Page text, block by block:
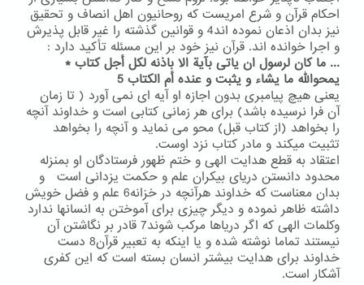
احکام قرآن و شرع امریست که روحانیون اهل انصاف و تحقیق
نیز بدان اذعان نموده اند4 و قوانین گذشته را غیر قابل پذیرش
و اجرا خوانده اند. قرآن نیز خود بر این مسئله تأکید دارد :
... ما کان لرسول ان یاتی بآیة الا باذنه لکل أجل کتاب *
یمحوالله ما یشاء و یثبت و عنده أم الکتاب 5
یعنی هیچ پیامبری بدون اجازه او آیه ای نمی آورد ( تا زمان
آن فرا نرسیده باشد) برای هر زمانی کتابی است و خداوند آنچه
را بخواهد (از کتاب قبل) محو می نماید و آنچه را بخواهد
تثبیت میکند و مادر کتاب نزد اوست.
اعتقاد به قطع هدایت الهی و ختم ظهور فرستادگان او بمنزله
محدود دانستن دریای بیکران علم و حکمت یزدانی است و
بدان معناست که خداوند هرآنچه در خزانه6 علم و فضل خویش
داشته ظاهر نموده و دیگر چیزی برای آموختن به انسانها ندارد
وکلمات الهی که اگر دریاها مرکب شوند7 قادر بر نگاشتن آن
نیستند تماما نوشته شده و یا اینکه به تعبیر قرآن8 دست
خداوند برای هدایت بیشتر انسان بسته است که این کفری
آشکار است.